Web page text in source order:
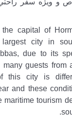
و ويژه سفر
capital of
city in
due to its
many guests from
this city is
and these
maritime tourism